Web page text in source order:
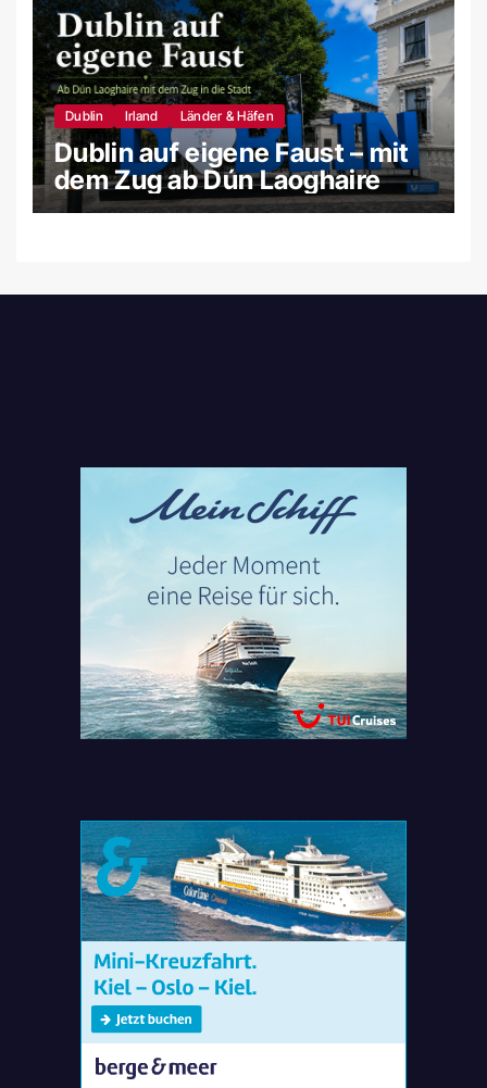
Dublin Irland Länder & Häfen
Dublin auf eigene Faust – mit
dem Zug ab Dún Laoghaire